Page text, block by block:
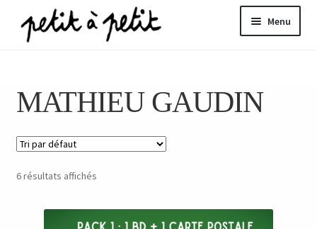
Aller
à
Aller
au
Menu
MATHIEU GAUDIN
6 résultats affichés